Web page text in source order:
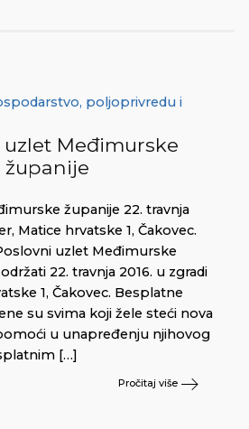
poljoprivredu i
Međimurske
županije
županije 22. travnja
Matice hrvatske 1, Čakovec.
uzlet Međimurske
22. travnja 2016. u zgradi
1, Čakovec. Besplatne
su svima koji žele steći nova
u unapređenju njihovog
[…]
Pročitaj više